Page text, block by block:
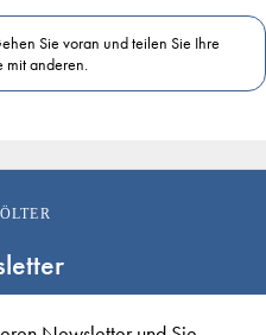
Sie voran und teilen Sie Ihre
mit anderen.